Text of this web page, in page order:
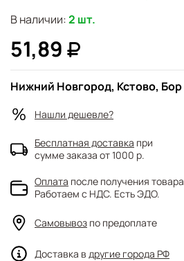
В наличии:2 шт.
51,89
Нижний Новгород, Кстово, Бор
Нашли дешевле?
Бесплатная доставка при
сумме заказа от 1000 р.
Оплата после получения товара
Работаем с НДС. Есть ЭДО.
Самовывоз по предоплате
Доставка в другие города РФ